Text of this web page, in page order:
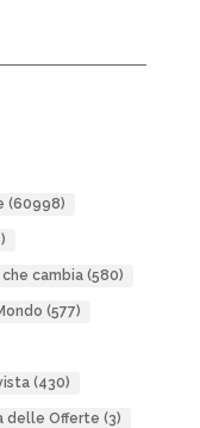
(60998)
che cambia(580)
(577)
(430)
delle Offerte (3)